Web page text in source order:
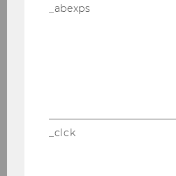
15:00
_abexps
_clck